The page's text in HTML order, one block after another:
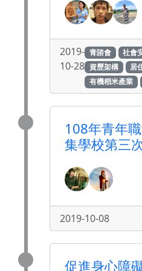
2019-
10-28
青諮會 社會
資歷架構
居
有機稻米產業
108年青年
集學校第三
2019-10-08
促進身心障